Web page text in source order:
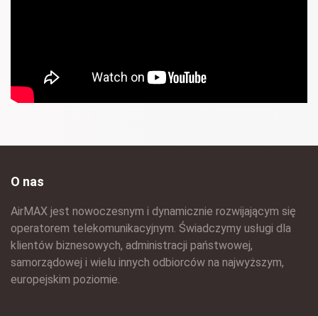
O nas
AirMAX jest nowoczesnym i dynamicznie rozwijającym się
operatorem telekomunikacyjnym. Świadczymy usługi dla
klientów biznesowych, administracji państwowej,
samorządowej i wielu innych odbiorców na najwyższym,
europejskim poziomie.